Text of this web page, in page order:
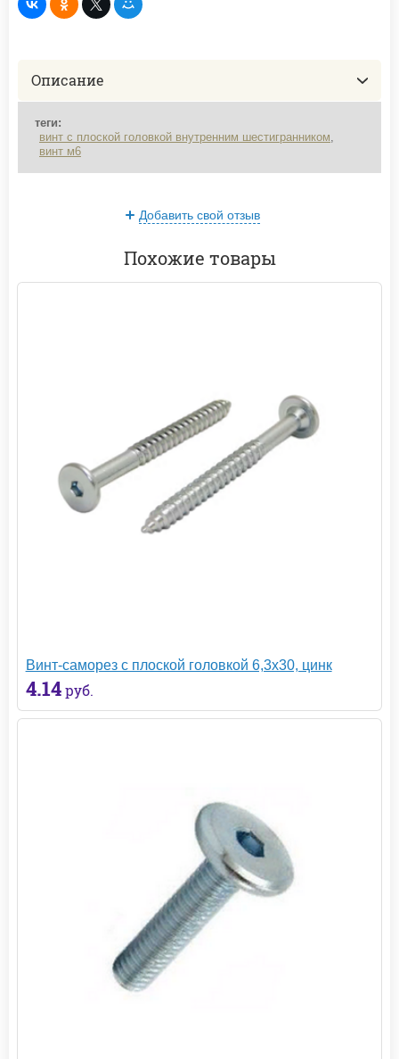
Описание
теги:
винт с плоской головкой внутренним шестигранником,
винт м6
Добавить свой отзыв
Похожие товары
Винт-саморез с плоской головкой 6,3х30, цинк
4.14 руб.